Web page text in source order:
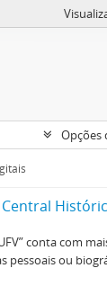
Opções
conta com
pessoais ou